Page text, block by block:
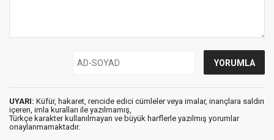
UYARI: Küfür, hakaret, rencide edici cümleler veya imalar, inançlara saldırı
içeren, imla kuralları ile yazılmamış,
Türkçe karakter kullanılmayan ve büyük harflerle yazılmış yorumlar
onaylanmamaktadır.